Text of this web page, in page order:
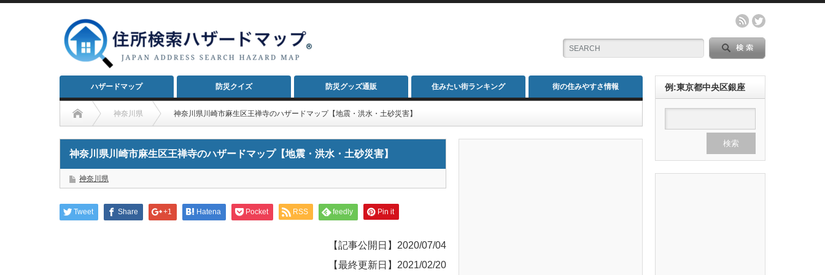
ハザードマップ 防災クイズ 防災グッズ通販 住みたい街ランキング 街の住みやすさ情報
神奈川県 神奈川県川崎市麻生区王禅寺のハザードマップ【地震・洪水・土砂災害】
神奈川県川崎市麻生区王禅寺のハザードマップ【地震・洪水・土砂災害】
神奈川県
Tweet Share +1 Hatena Pocket RSS feedly Pin it
【記事公開日】2020/07/04
【最終更新日】2021/02/20
例:東京都中央区銀座